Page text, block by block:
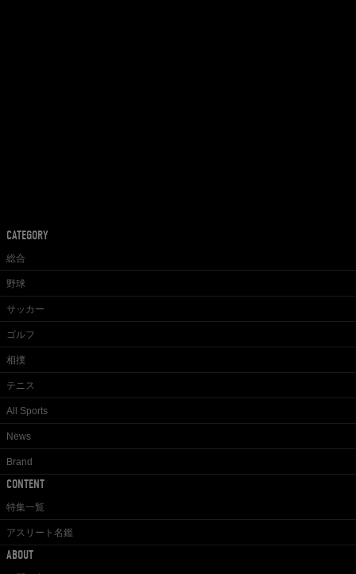
CATEGORY
総合
野球
サッカー
ゴルフ
相撲
テニス
All Sports
News
Brand
CONTENT
特集一覧
アスリート名鑑
ABOUT